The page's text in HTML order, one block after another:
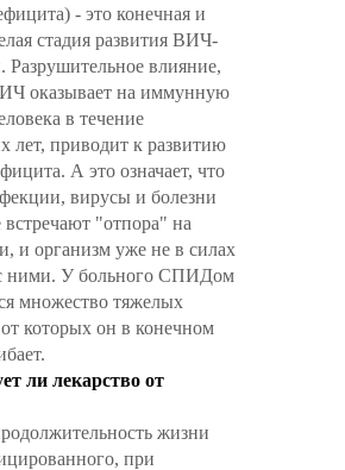
- это конечная и
стадия развития ВИЧ-
Разрушительное влияние,
оказывает на иммунную
в течение
лет, приводит к развитию
А это означает, что
вирусы и болезни
"отпора" на
и организм уже не в силах
ними. У больного СПИДом
множество тяжелых
которых он в конечном
ли лекарство от
жизни
при